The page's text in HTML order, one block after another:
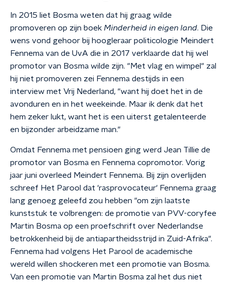
In 2015 liet Bosma weten dat hij graag wilde
promoveren op zijn boek Minderheid in eigen land. Die
wens vond gehoor bij hoogleraar politicologie Meindert
Fennema van de UvA die in 2017 verklaarde dat hij wel
promotor van Bosma wilde zijn. "Met vlag en wimpel" zal
hij niet promoveren zei Fennema destijds in een
interview met Vrij Nederland, "want hij doet het in de
avonduren en in het weekeinde. Maar ik denk dat het
hem zeker lukt, want het is een uiterst getalenteerde
en bijzonder arbeidzame man."
Omdat Fennema met pensioen ging werd Jean Tillie de
promotor van Bosma en Fennema copromotor. Vorig
jaar juni overleed Meindert Fennema. Bij zijn overlijden
schreef Het Parool dat 'rasprovocateur' Fennema graag
lang genoeg geleefd zou hebben "om zijn laatste
kunststuk te volbrengen: de promotie van PVV-coryfee
Martin Bosma op een proefschrift over Nederlandse
betrokkenheid bij de antiapartheidsstrijd in Zuid-Afrika".
Fennema had volgens Het Parool de academische
wereld willen shockeren met een promotie van Bosma.
Van een promotie van Martin Bosma zal het dus niet